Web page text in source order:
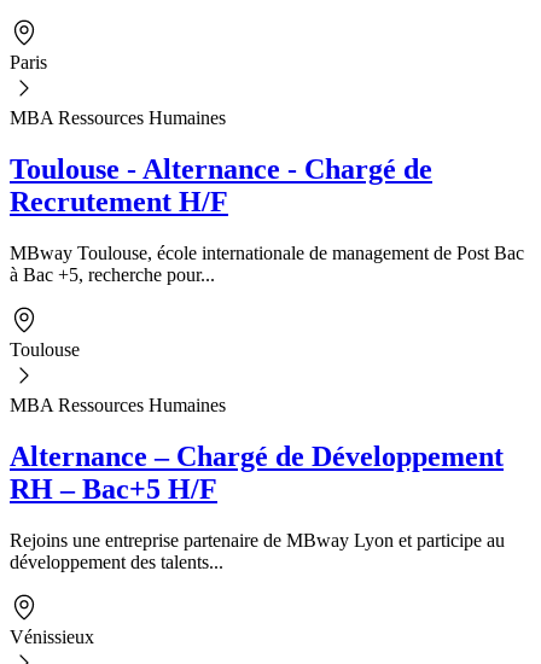
Paris
MBA Ressources Humaines
Toulouse - Alternance - Chargé de
Recrutement H/F
MBway Toulouse, école internationale de management de Post Bac
à Bac +5, recherche pour...
Toulouse
MBA Ressources Humaines
Alternance – Chargé de Développement
RH – Bac+5 H/F
Rejoins une entreprise partenaire de MBway Lyon et participe au
développement des talents...
Vénissieux